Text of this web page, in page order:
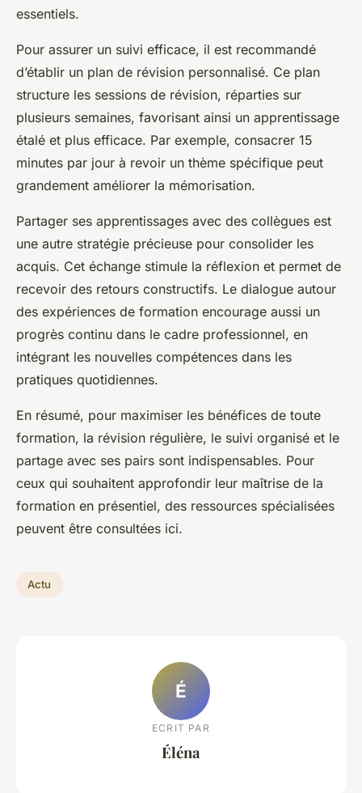
essentiels.
Pour assurer un suivi efficace, il est recommandé
d’établir un plan de révision personnalisé. Ce plan
structure les sessions de révision, réparties sur
plusieurs semaines, favorisant ainsi un apprentissage
étalé et plus efficace. Par exemple, consacrer 15
minutes par jour à revoir un thème spécifique peut
grandement améliorer la mémorisation.
Partager ses apprentissages avec des collègues est
une autre stratégie précieuse pour consolider les
acquis. Cet échange stimule la réflexion et permet de
recevoir des retours constructifs. Le dialogue autour
des expériences de formation encourage aussi un
progrès continu dans le cadre professionnel, en
intégrant les nouvelles compétences dans les
pratiques quotidiennes.
En résumé, pour maximiser les bénéfices de toute
formation, la révision régulière, le suivi organisé et le
partage avec ses pairs sont indispensables. Pour
ceux qui souhaitent approfondir leur maîtrise de la
formation en présentiel, des ressources spécialisées
peuvent être consultées ici.
Actu
É
ECRIT PAR
Éléna